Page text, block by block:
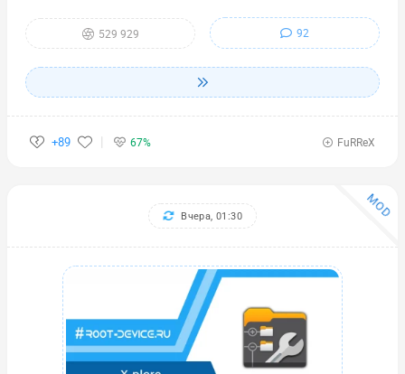
529 929 92
+89 67% FuRReX
MOD
Вчера, 01:30